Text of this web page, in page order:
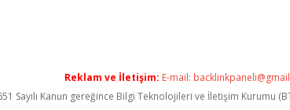
Reklam ve İletişim: E-mail:
Sayılı Kanun gereğince Bilgi Teknolojileri ve İletişim